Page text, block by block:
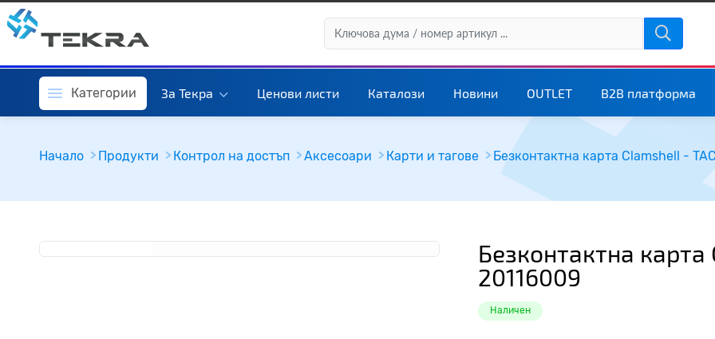
Категории За Текра Ценови листи Каталози Новини OUTLET B2B платформа
Начало Продукти Контрол на достъп Аксесоари Карти и тагове Безконтактна карта Clamshell -
Безконтактна
20116009
Наличен